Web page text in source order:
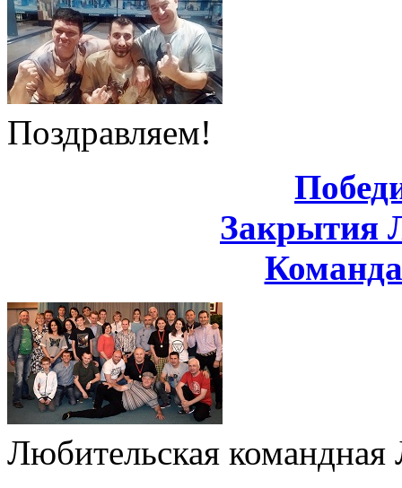
Поздравляем!
Закрытия
Любительская